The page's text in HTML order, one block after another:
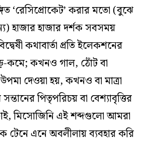
‘রেসিপ্রোকেট’ করার মতো (বুঝে
হাজার হাজার দর্শক সবসময়
কথাবার্তা প্রতি ইলেকশনের
কমে; কখনও গাল, ঠোঁট বা
দেওয়া হয়, কখনও বা মাত্রা
পিতৃপরিচয় বা বেশ্যাবৃত্তির
মিসোজিনি এই শব্দগুলো আমরা
টেনে এনে অবলীলায় ব্যবহার করি